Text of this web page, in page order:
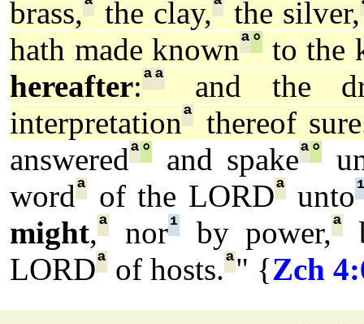
brass,ª the clay,ª the silver,
hath made knownª° to the
hereafter:ªª
and the
interpretationª
thereof
answeredª° and spakeª°
wordª of the LORDªunto
might,ª nor¹ by power,ª
LORDª of hosts.ª" {Zch